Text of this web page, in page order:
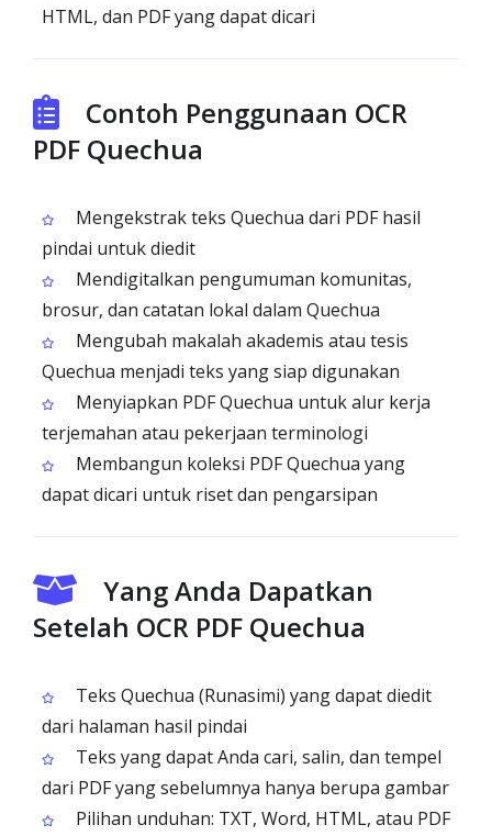
HTML, dan PDF yang dapat dicari
Contoh Penggunaan OCR
PDF Quechua
Mengekstrak teks Quechua dari PDF hasil
pindai untuk diedit
Mendigitalkan pengumuman komunitas,
brosur, dan catatan lokal dalam Quechua
Mengubah makalah akademis atau tesis
Quechua menjadi teks yang siap digunakan
Menyiapkan PDF Quechua untuk alur kerja
terjemahan atau pekerjaan terminologi
Membangun koleksi PDF Quechua yang
dapat dicari untuk riset dan pengarsipan
Yang Anda Dapatkan
Setelah OCR PDF Quechua
Teks Quechua (Runasimi) yang dapat diedit
dari halaman hasil pindai
Teks yang dapat Anda cari, salin, dan tempel
dari PDF yang sebelumnya hanya berupa gambar
Pilihan unduhan: TXT, Word, HTML, atau PDF